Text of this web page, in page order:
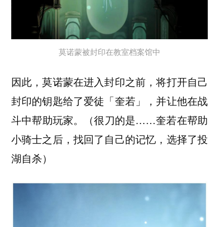
莫诺蒙被封印在教室档案馆中
因此，莫诺蒙在进入封印之前，将打开自己
封印的钥匙给了爱徒「奎若」，并让他在战
斗中帮助玩家。（很刀的是……奎若在帮助
小骑士之后，找回了自己的记忆，选择了投
湖自杀）